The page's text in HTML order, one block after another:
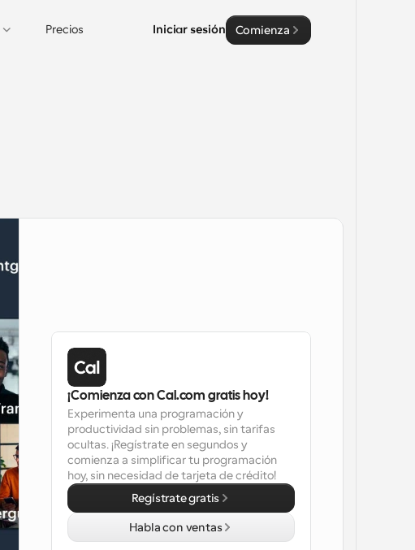
Precios Iniciar sesión Comienza
¡Comienza con Cal.com gratis hoy!
Experimenta una programación y
productividad sin problemas, sin tarifas
ocultas. ¡Regístrate en segundos y
comienza a simplificar tu programación
hoy, sin necesidad de tarjeta de crédito!
Regístrate gratis
Habla con ventas